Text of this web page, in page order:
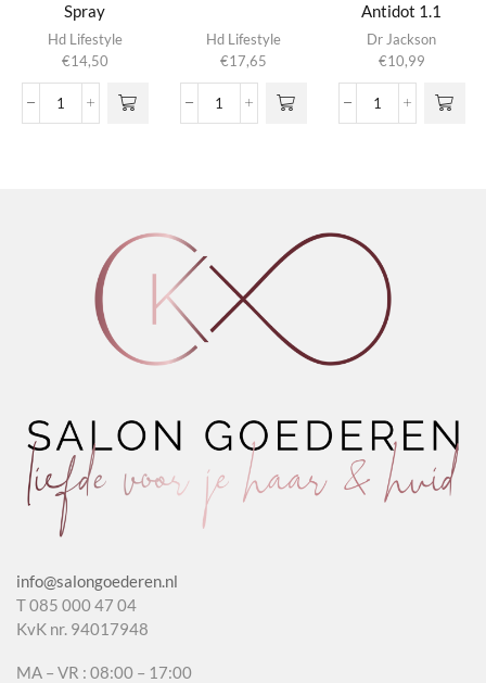
Spray
Hd Lifestyle
€14,50
Smooth
Hd Lifestyle
€17,65
Crystal
Antidot 1.1
Dr Jackson
€10,99
Matt
info@salongoederen.nl
T 085 000 47 04
KvK nr. 94017948
MA – VR : 08:00 – 17:00